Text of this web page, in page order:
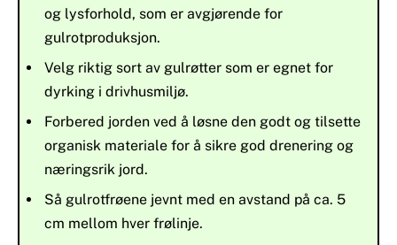
og lysforhold, som er avgjørende for
gulrotproduksjon.
Velg riktig sort av gulrøtter som er egnet for
dyrking i drivhusmiljø.
Forbered jorden ved å løsne den godt og tilsette
organisk materiale for å sikre god drenering og
næringsrik jord.
Så gulrotfrøene jevnt med en avstand på ca. 5
cm mellom hver frølinje.